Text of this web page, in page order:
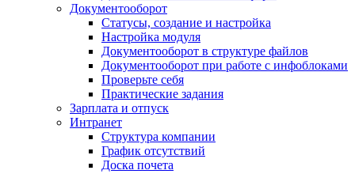
Документооборот
Статусы, создание и настройка
Настройка модуля
Документооборот в структуре файлов
Документооборот при работе с инфоблоками
Проверьте себя
Практические задания
Зарплата и отпуск
Интранет
Структура компании
График отсутствий
Доска почета